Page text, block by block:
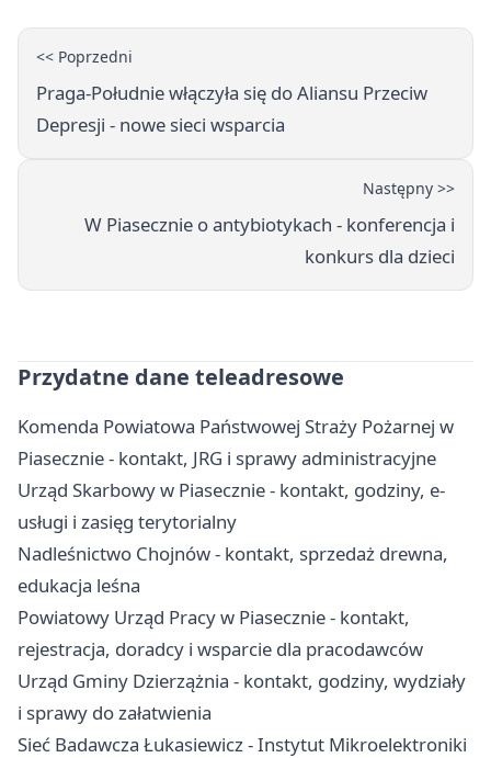
<< Poprzedni
Praga-Południe włączyła się do Aliansu Przeciw
Depresji - nowe sieci wsparcia
Następny >>
W Piasecznie o antybiotykach - konferencja i
konkurs dla dzieci
Przydatne dane teleadresowe
Komenda Powiatowa Państwowej Straży Pożarnej w
Piasecznie - kontakt, JRG i sprawy administracyjne
Urząd Skarbowy w Piasecznie - kontakt, godziny, e-
usługi i zasięg terytorialny
Nadleśnictwo Chojnów - kontakt, sprzedaż drewna,
edukacja leśna
Powiatowy Urząd Pracy w Piasecznie - kontakt,
rejestracja, doradcy i wsparcie dla pracodawców
Urząd Gminy Dzierzążnia - kontakt, godziny, wydziały
i sprawy do załatwienia
Sieć Badawcza Łukasiewicz - Instytut Mikroelektroniki